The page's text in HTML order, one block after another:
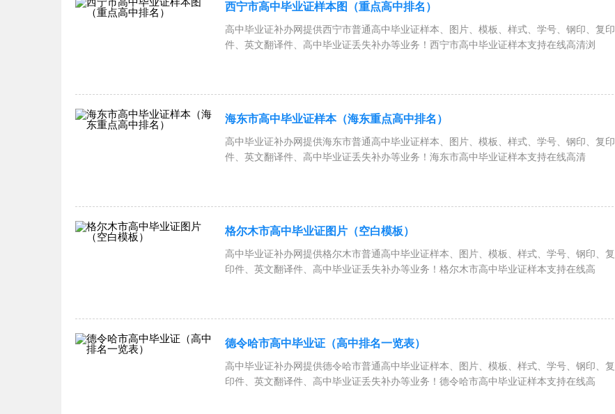
西宁市高中毕业证样本图（重点高中排名）
高中毕业证补办网提供西宁市普通高中毕业证样本、图片、模板、样式、学号、钢印、复印
件、英文翻译件、高中毕业证丢失补办等业务！西宁市高中毕业证样本支持在线高清浏
海东市高中毕业证样本（海东重点高中排名）
高中毕业证补办网提供海东市普通高中毕业证样本、图片、模板、样式、学号、钢印、复印
件、英文翻译件、高中毕业证丢失补办等业务！海东市高中毕业证样本支持在线高清
格尔木市高中毕业证图片（空白模板）
高中毕业证补办网提供格尔木市普通高中毕业证样本、图片、模板、样式、学号、钢印、复
印件、英文翻译件、高中毕业证丢失补办等业务！格尔木市高中毕业证样本支持在线高
德令哈市高中毕业证（高中排名一览表）
高中毕业证补办网提供德令哈市普通高中毕业证样本、图片、模板、样式、学号、钢印、复
印件、英文翻译件、高中毕业证丢失补办等业务！德令哈市高中毕业证样本支持在线高